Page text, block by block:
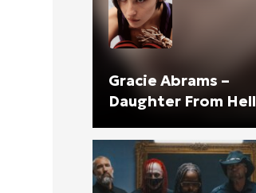
Gracie Abrams –
Daughter From Hell